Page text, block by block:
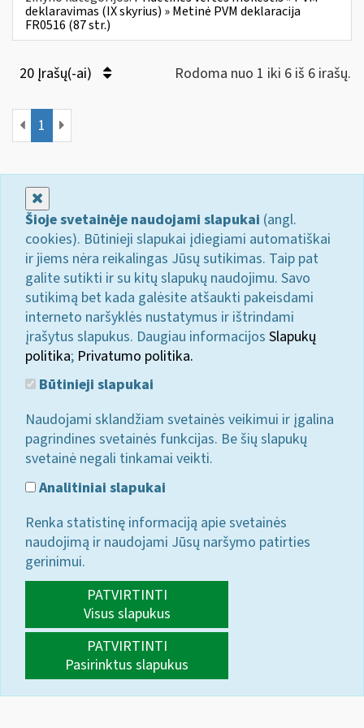
deklaravimas (IX skyrius) » Metinė PVM deklaracija
FR0516 (87 str.)
20 Įrašų(-ai) Rodoma nuo 1 iki 6 iš 6 irašų.
1
Šioje svetainėje naudojami slapukai (angl.
cookies). Būtinieji slapukai įdiegiami automatiškai
ir jiems nėra reikalingas Jūsų sutikimas. Taip pat
galite sutikti ir su kitų slapukų naudojimu. Savo
sutikimą bet kada galėsite atšaukti pakeisdami
interneto naršyklės nustatymus ir ištrindami
įrašytus slapukus. Daugiau informacijos Slapukų
politika; Privatumo politika.
Būtinieji slapukai
Naudojami sklandžiam svetainės veikimui ir įgalina
pagrindines svetainės funkcijas. Be šių slapukų
svetainė negali tinkamai veikti.
Analitiniai slapukai
Renka statistinę informaciją apie svetainės
naudojimą ir naudojami Jūsų naršymo patirties
gerinimui.
PATVIRTINTI
Visus slapukus
PATVIRTINTI
Pasirinktus slapukus